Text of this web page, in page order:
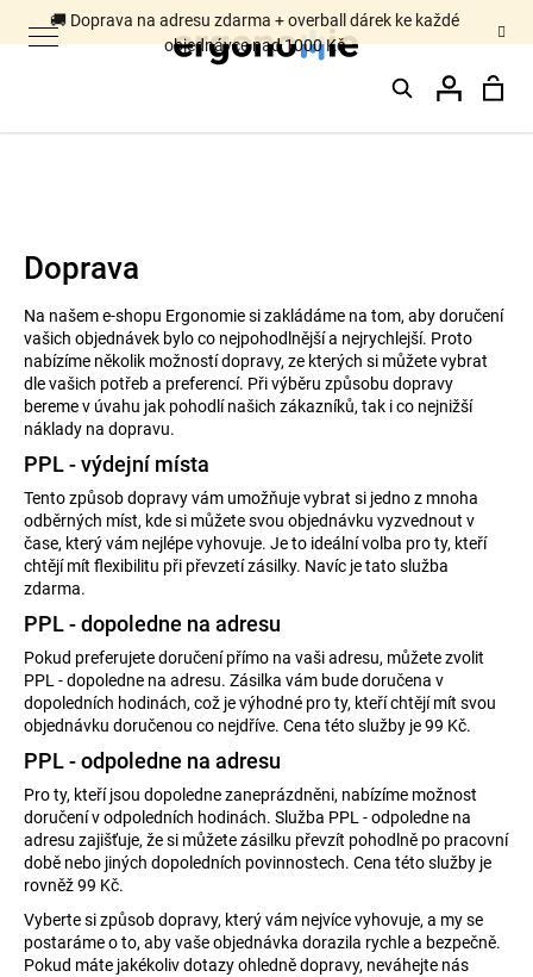
🚚 Doprava na adresu zdarma + overball dárek ke každé
objednávce nad 1000 Kč
Hledat
Doprava
Na našem e-shopu Ergonomie si zakládáme na tom, aby doručení
vašich objednávek bylo co nejpohodlnější a nejrychlejší. Proto
nabízíme několik možností dopravy, ze kterých si můžete vybrat
dle vašich potřeb a preferencí. Při výběru způsobu dopravy
bereme v úvahu jak pohodlí našich zákazníků, tak i co nejnižší
náklady na dopravu.
PPL - výdejní místa
Tento způsob dopravy vám umožňuje vybrat si jedno z mnoha
odběrných míst, kde si můžete svou objednávku vyzvednout v
čase, který vám nejlépe vyhovuje. Je to ideální volba pro ty, kteří
chtějí mít flexibilitu při převzetí zásilky. Navíc je tato služba
zdarma.
PPL - dopoledne na adresu
Pokud preferujete doručení přímo na vaši adresu, můžete zvolit
PPL - dopoledne na adresu. Zásilka vám bude doručena v
dopoledních hodinách, což je výhodné pro ty, kteří chtějí mít svou
objednávku doručenou co nejdříve. Cena této služby je 99 Kč.
PPL - odpoledne na adresu
Pro ty, kteří jsou dopoledne zaneprázdněni, nabízíme možnost
doručení v odpoledních hodinách. Služba PPL - odpoledne na
adresu zajišťuje, že si můžete zásilku převzít pohodlně po pracovní
době nebo jiných dopoledních povinnostech. Cena této služby je
rovněž 99 Kč.
Vyberte si způsob dopravy, který vám nejvíce vyhovuje, a my se
postaráme o to, aby vaše objednávka dorazila rychle a bezpečně.
Pokud máte jakékoliv dotazy ohledně dopravy, neváhejte nás
í
o
p
o
t
ř
e
b
u
j
e
t
e
n
a
j
í
t
?